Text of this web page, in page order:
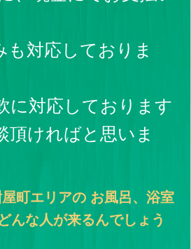
も対応しておりま
に対応しております
頂ければと思いま
町エリアの お風呂、浴室
んな人が来るんでしょう